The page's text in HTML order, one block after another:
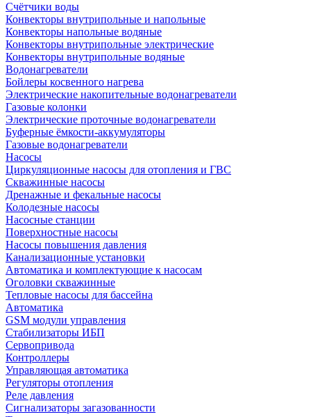
Счётчики воды
Конвекторы внутрипольные и напольные
Конвекторы напольные водяные
Конвекторы внутрипольные электрические
Конвекторы внутрипольные водяные
Водонагреватели
Бойлеры косвенного нагрева
Электрические накопительные водонагреватели
Газовые колонки
Электрические проточные водонагреватели
Буферные ёмкости-аккумуляторы
Газовые водонагреватели
Насосы
Циркуляционные насосы для отопления и ГВС
Скважинные насосы
Дренажные и фекальные насосы
Колодезные насосы
Насосные станции
Поверхностные насосы
Насосы повышения давления
Канализационные установки
Автоматика и комплектующие к насосам
Оголовки скважинные
Тепловые насосы для бассейна
Автоматика
GSM модули управления
Стабилизаторы ИБП
Сервопривода
Контроллеры
Управляющая автоматика
Регуляторы отопления
Реле давления
Сигнализаторы загазованности